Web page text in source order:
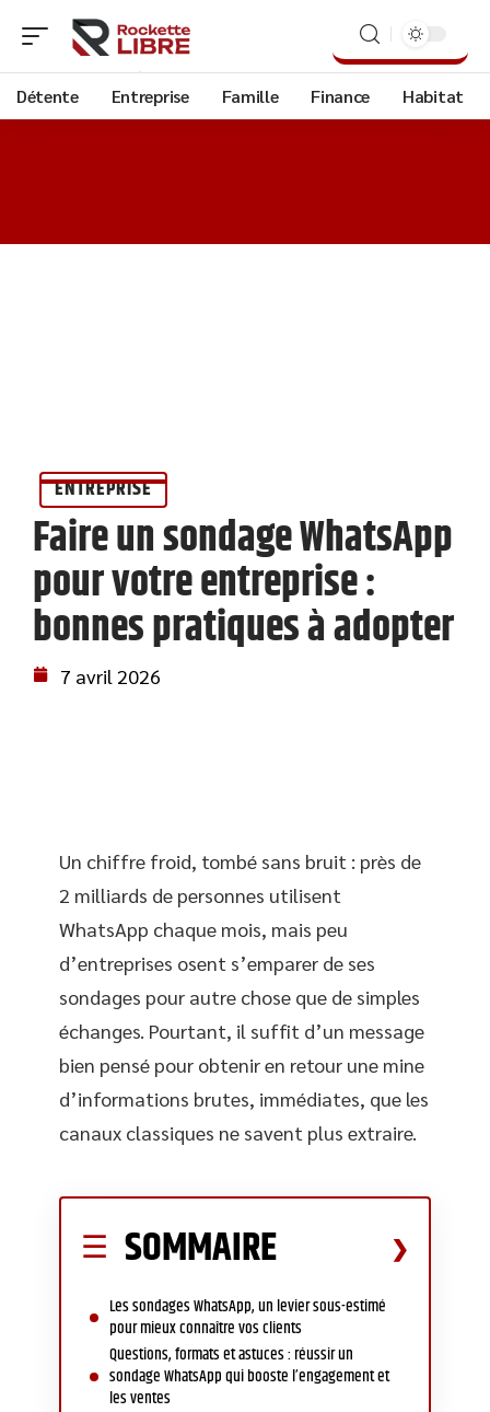
Détente Entreprise Famille Finance Habitat
ENTREPRISE
Faire un sondage WhatsApp
pour votre entreprise :
bonnes pratiques à adopter
7 avril 2026
Un chiffre froid, tombé sans bruit : près de
2 milliards de personnes utilisent
WhatsApp chaque mois, mais peu
d’entreprises osent s’emparer de ses
sondages pour autre chose que de simples
échanges. Pourtant, il suffit d’un message
bien pensé pour obtenir en retour une mine
d’informations brutes, immédiates, que les
canaux classiques ne savent plus extraire.
SOMMAIRE
Les sondages WhatsApp, un levier sous-estimé
pour mieux connaître vos clients
Questions, formats et astuces : réussir un
sondage WhatsApp qui booste l’engagement et
les ventes